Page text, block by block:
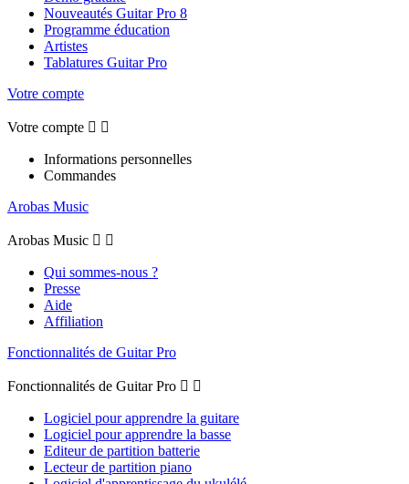
Nouveautés Guitar Pro 8
Programme éducation
Artistes
Tablatures Guitar Pro
Votre compte
Votre compte  
Informations personnelles
Commandes
Arobas Music
Arobas Music  
Qui sommes-nous ?
Presse
Aide
Affiliation
Fonctionnalités de Guitar Pro
Fonctionnalités de Guitar Pro  
Logiciel pour apprendre la guitare
Logiciel pour apprendre la basse
Editeur de partition batterie
Lecteur de partition piano